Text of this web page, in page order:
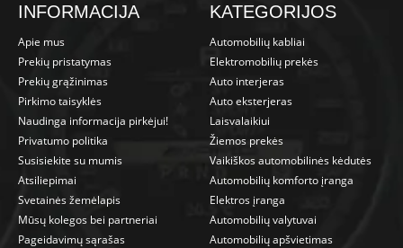
INFORMACIJA
Apie mus
Prekių pristatymas
Prekių grąžinimas
Pirkimo taisyklės
Naudinga informacija pirkėjui!
Privatumo politika
Susisiekite su mumis
Atsiliepimai
Svetainės žemėlapis
Mūsų kolegos bei partneriai
Pageidavimų sąrašas
KATEGORIJOS
Automobilių kabliai
Elektromobilių prekės
Auto interjeras
Auto eksterjeras
Laisvalaikiui
Žiemos prekės
Vaikiškos automobilinės kėdutės
Automobilių komforto įranga
Elektros įranga
Automobilių valytuvai
Automobilių apšvietimas